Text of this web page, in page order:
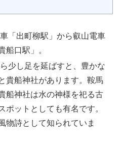
「出町柳駅」から叡山電車
船口駅」。
少し足を延ばすと、豊かな
貴船神社があります。鞍馬
船神社は水の神様を祀る古
ポットとしても有名です。
物詩として知られていま